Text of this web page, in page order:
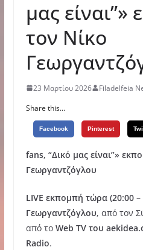
μας
τον Νίκο
23 Μαρτίου 2026
Filadelfeia
Share this...
Facebook Pinterest
fans, “Δικό μας είναι”»
Γεωργαντζόγλου
LIVE εκπομπή τώρα (20:00 –
Γεωργαντζόγλου, από τον
από το Web TV του
Radio.